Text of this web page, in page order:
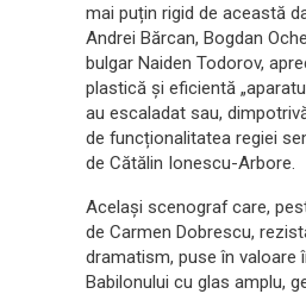
mai puțin rigid de această
Andrei Bărcan, Bogdan
bulgar Naiden Todorov,
plastică și eficientă
au escaladat sau,
de funcționalitatea regiei
de Cătălin Ionescu-Arbore.
Același scenograf care,
de Carmen Dobrescu,
dramatism, puse în valoare
Babilonului cu glas amplu,